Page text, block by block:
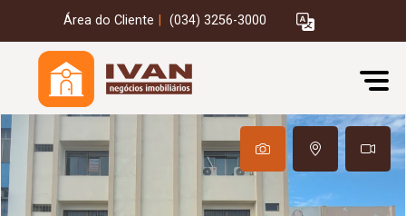
Área do Cliente (034) 3256-3000